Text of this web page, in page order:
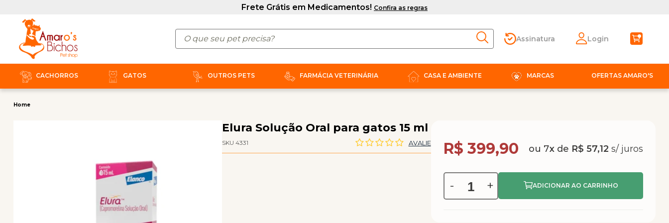
Assinatura Login
CACHORROS GATOS OUTROS PETS FARMÁCIA VETERINÁRIA CASA E AMBIENTE MARCAS OFERTAS AMARO'S
Home
Elura Solução Oral para gatos 15 ml
SKU 4331 AVALIE R$ 399,90 7x de R$ 57,12
- +